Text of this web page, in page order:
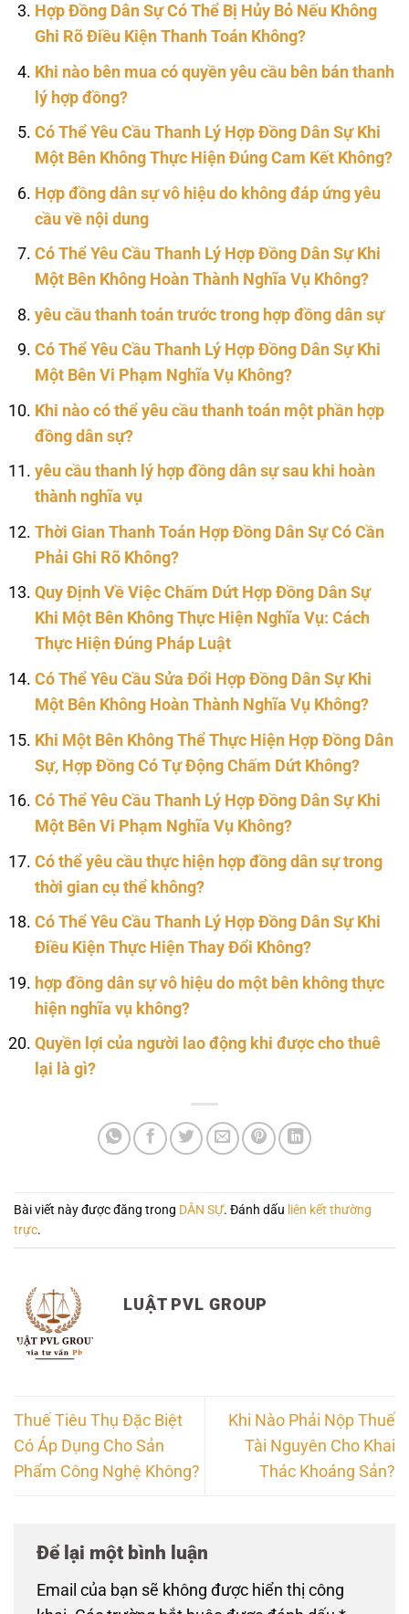
Hợp Đồng Dân Sự Có Thể Bị Hủy Bỏ Nếu Không
Ghi Rõ Điều Kiện Thanh Toán Không?
Khi nào bên mua có quyền yêu cầu bên bán thanh
lý hợp đồng?
Có Thể Yêu Cầu Thanh Lý Hợp Đồng Dân Sự Khi
Một Bên Không Thực Hiện Đúng Cam Kết Không?
Hợp đồng dân sự vô hiệu do không đáp ứng yêu
cầu về nội dung
Có Thể Yêu Cầu Thanh Lý Hợp Đồng Dân Sự Khi
Một Bên Không Hoàn Thành Nghĩa Vụ Không?
yêu cầu thanh toán trước trong hợp đồng dân sự
Có Thể Yêu Cầu Thanh Lý Hợp Đồng Dân Sự Khi
Một Bên Vi Phạm Nghĩa Vụ Không?
Khi nào có thể yêu cầu thanh toán một phần hợp
đồng dân sự?
yêu cầu thanh lý hợp đồng dân sự sau khi hoàn
thành nghĩa vụ
Thời Gian Thanh Toán Hợp Đồng Dân Sự Có Cần
Phải Ghi Rõ Không?
Quy Định Về Việc Chấm Dứt Hợp Đồng Dân Sự
Khi Một Bên Không Thực Hiện Nghĩa Vụ: Cách
Thực Hiện Đúng Pháp Luật
Có Thể Yêu Cầu Sửa Đổi Hợp Đồng Dân Sự Khi
Một Bên Không Hoàn Thành Nghĩa Vụ Không?
Khi Một Bên Không Thể Thực Hiện Hợp Đồng Dân
Sự, Hợp Đồng Có Tự Động Chấm Dứt Không?
Có Thể Yêu Cầu Thanh Lý Hợp Đồng Dân Sự Khi
Một Bên Vi Phạm Nghĩa Vụ Không?
Có thể yêu cầu thực hiện hợp đồng dân sự trong
thời gian cụ thể không?
Có Thể Yêu Cầu Thanh Lý Hợp Đồng Dân Sự Khi
Điều Kiện Thực Hiện Thay Đổi Không?
hợp đồng dân sự vô hiệu do một bên không thực
hiện nghĩa vụ không?
Quyền lợi của người lao động khi được cho thuê
lại là gì?
Bài viết này được đăng trong DÂN SỰ. Đánh dấu liên kết thường
trực.
LUẬT PVL GROUP
Thuế Tiêu Thụ Đặc Biệt
Có Áp Dụng Cho Sản
Phẩm Công Nghệ Không?
Khi Nào Phải Nộp Thuế
Tài Nguyên Cho Khai
Thác Khoáng Sản?
Để lại một bình luận
Email của bạn sẽ không được hiển thị công